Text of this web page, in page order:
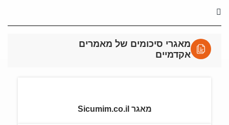
מאגרי סיכומים של מאמרים
אקדמיים
מאגר Sicumim.co.il